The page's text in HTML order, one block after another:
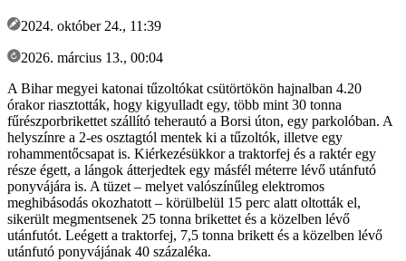
2024. október 24., 11:39
2026. március 13., 00:04
A Bihar megyei katonai tűzoltókat csütörtökön hajnalban 4.20
órakor riasztották, hogy kigyulladt egy, több mint 30 tonna
fűrészporbrikettet szállító teherautó a Borsi úton, egy parkolóban. A
helyszínre a 2-es osztagtól mentek ki a tűzoltók, illetve egy
rohammentőcsapat is. Kiérkezésükkor a traktorfej és a raktér egy
része égett, a lángok átterjedtek egy másfél méterre lévő utánfutó
ponyvájára is. A tüzet – melyet valószínűleg elektromos
meghibásodás okozhatott – körülbelül 15 perc alatt oltották el,
sikerült megmentsenek 25 tonna brikettet és a közelben lévő
utánfutót. Leégett a traktorfej, 7,5 tonna brikett és a közelben lévő
utánfutó ponyvájának 40 százaléka.